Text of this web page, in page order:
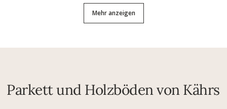
Mehr anzeigen
Parkett und Holzböden von Kährs